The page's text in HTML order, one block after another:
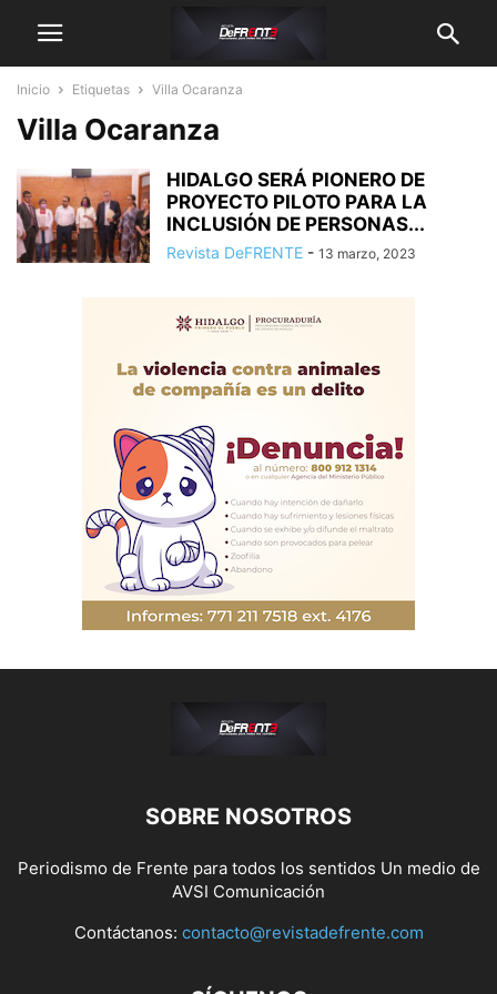
Inicio Etiquetas Villa Ocaranza
Villa Ocaranza
HIDALGO SERÁ PIONERO DE
PROYECTO PILOTO PARA LA
INCLUSIÓN DE PERSONAS...
Revista DeFRENTE - 13 marzo, 2023
SOBRE NOSOTROS
Periodismo de Frente para todos los sentidos Un medio de
AVSI Comunicación
Contáctanos: contacto@revistadefrente.com